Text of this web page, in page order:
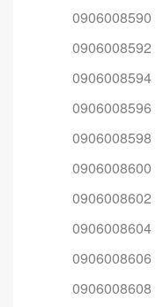
0906008590
0906008592
0906008594
0906008596
0906008598
0906008600
0906008602
0906008604
0906008606
0906008608